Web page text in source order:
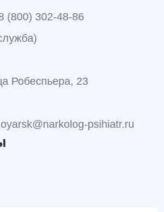
(800) 302-48-86
Робеспьера, 23
psihiatr.ru